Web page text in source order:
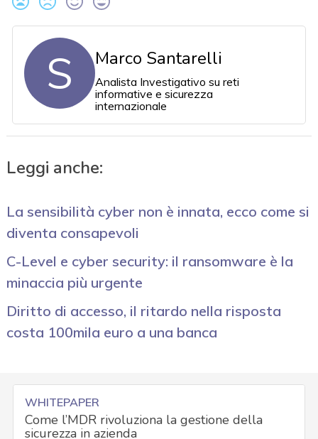
S Marco Santarelli
Analista Investigativo su reti
informative e sicurezza
internazionale
Leggi anche:
La sensibilità cyber non è innata, ecco come si
diventa consapevoli
C-Level e cyber security: il ransomware è la
minaccia più urgente
Diritto di accesso, il ritardo nella risposta
costa 100mila euro a una banca
WHITEPAPER
Come l’MDR rivoluziona la gestione della
sicurezza in azienda